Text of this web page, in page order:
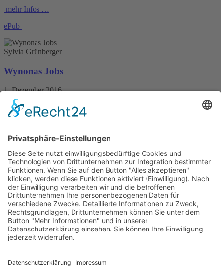
mehr Infos …
ePub
Sylvia Grünberger
Wynonas Jobs
1. Dezember 2016
Nur als eBook erhältlich
379 Seiten
mehr Infos …
Hajo Heider
Wüstenwasser
20. Dezember 2013
Nur als eBook erhältlich
280 Seiten